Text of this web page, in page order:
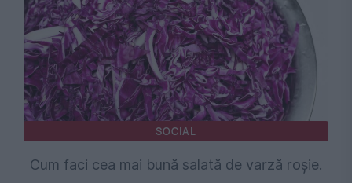
SOCIAL
Cum faci cea mai bună salată de varză roșie.